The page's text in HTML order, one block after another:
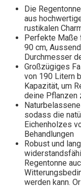
Die
aus
rustikalen
Perfekte Maße
90 cm,
Durchmesser
Großzügiges
von 190 Litern
Kapazität, um
deine Pflanzen
sodass die
Eichenholzes
Behandlungen
Robust und
Regentonne
werden kann.